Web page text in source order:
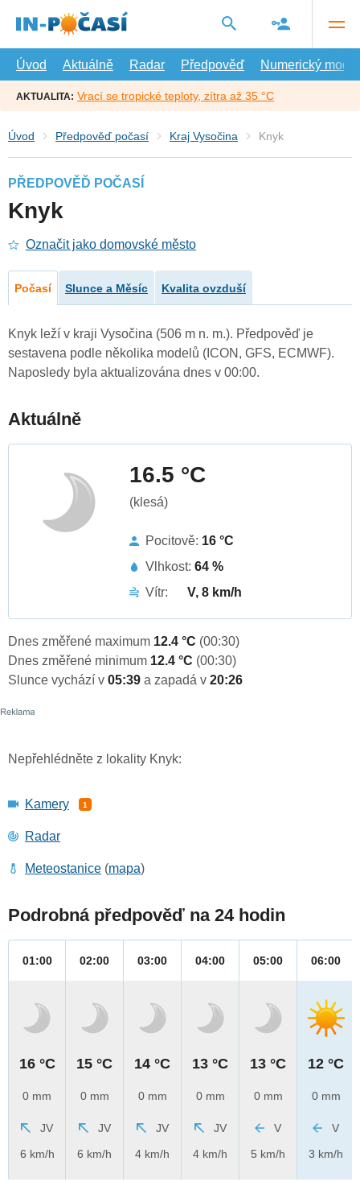
hlavní
Úvod
Aktuálně Radar Předpověď Numerický model
AKTUALITA: Vrací se tropické teploty, zítra až 35 °C
Úvod Předpověď počasí Kraj Vysočina Knyk
PŘEDPOVĚĎ POČASÍ
Knyk
Označit jako domovské město
Počasí Slunce a Měsíc Kvalita ovzduší
Knyk leží v kraji Vysočina (506 m n. m.). Předpověď je
sestavena podle několika modelů (ICON, GFS, ECMWF).
Naposledy byla aktualizována dnes v 00:00.
Aktuálně
16.5 °C
(klesá)
Pocitově: 16 °C
Vlhkost: 64 %
Vítr:
V, 8 km/h
Dnes změřené maximum 12.4 °C (00:30)
Dnes změřené minimum 12.4 °C (00:30)
Slunce vychází v 05:39 a zapadá v 20:26
Nepřehlédněte z lokality Knyk:
Kamery 1
Radar
Meteostanice (mapa)
Podrobná předpověď na 24 hodin
01:00
16 °C
0 mm
JV
6 km/h
02:00
15 °C
0 mm
JV
6 km/h
03:00
14 °C
0 mm
JV
4 km/h
04:00
13 °C
0 mm
JV
4 km/h
05:00
13 °C
0 mm
V
5 km/h
06:00
12 °C
0 mm
V
3 km/h